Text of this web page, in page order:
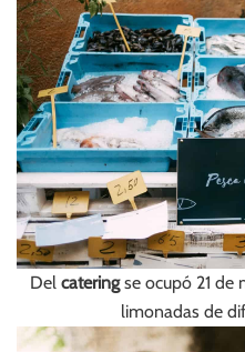
Del cateringse ocupó 21 de
limonadas de